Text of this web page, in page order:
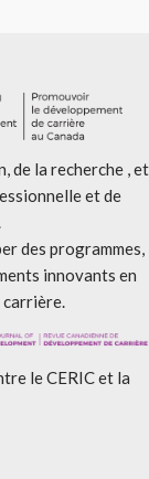
de la recherche , et
et de
des programmes,
innovants en
le CERIC et la